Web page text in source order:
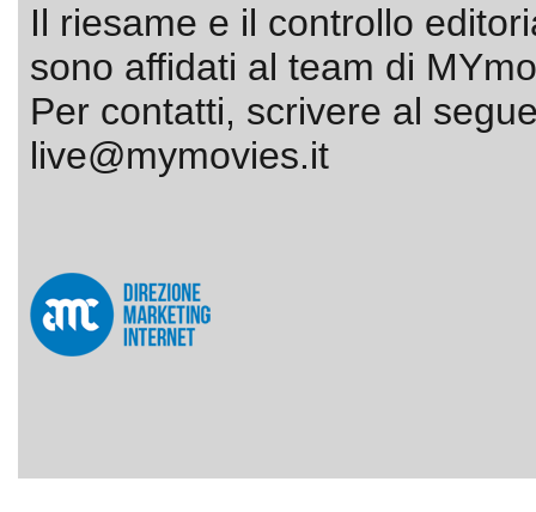
Il riesame e il controllo
sono affidati al team di
Per contatti, scrivere al
live@mymovies.it